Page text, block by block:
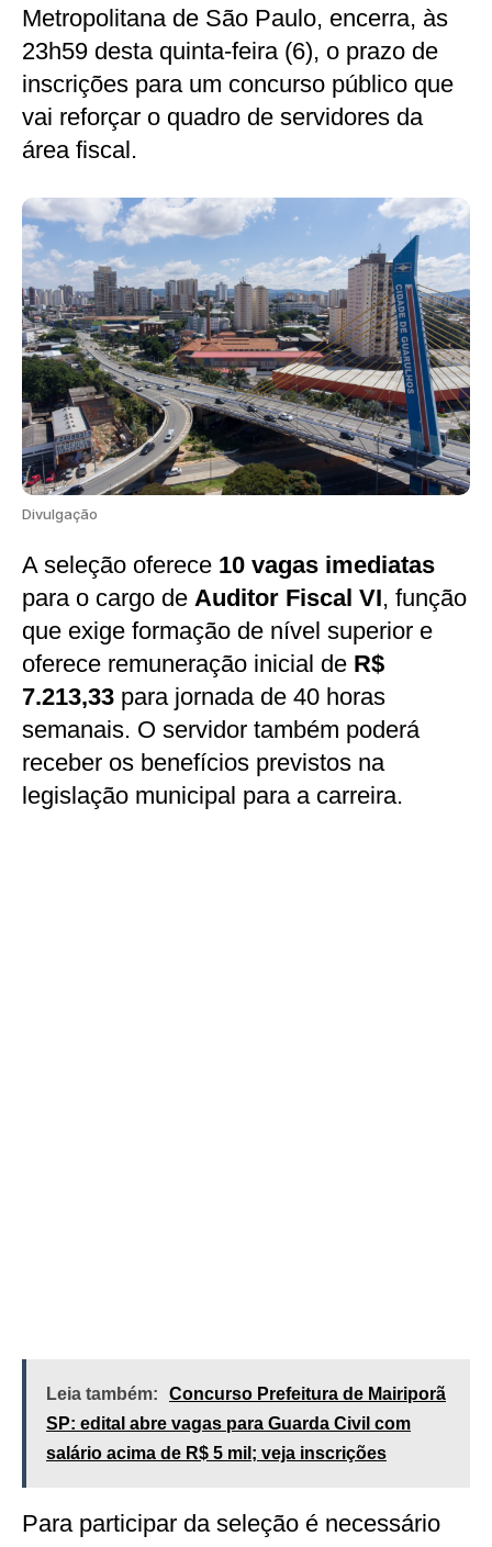
Metropolitana de São Paulo, encerra, às
23h59 desta quinta-feira (6), o prazo de
inscrições para um concurso público que
vai reforçar o quadro de servidores da
área fiscal.
Divulgação
A seleção oferece 10 vagas imediatas
para o cargo de Auditor Fiscal VI, função
que exige formação de nível superior e
oferece remuneração inicial de R$
7.213,33 para jornada de 40 horas
semanais. O servidor também poderá
receber os benefícios previstos na
legislação municipal para a carreira.
Leia também:
Concurso Prefeitura de Mairiporã
SP: edital abre vagas para Guarda Civil com
salário acima de R$ 5 mil; veja inscrições
Para participar da seleção é necessário